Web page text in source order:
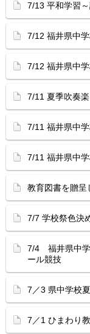
7/13 平和学習
7/12 福井県中
7/12 福井県中
7/11 夏季吹奏
7/11 福井県中
7/11 福井県中
教育図書を贈呈
7/7 学校祭色決
7/4 福井県中
ール競技
7／3 県中学校
7／1 ひまわり